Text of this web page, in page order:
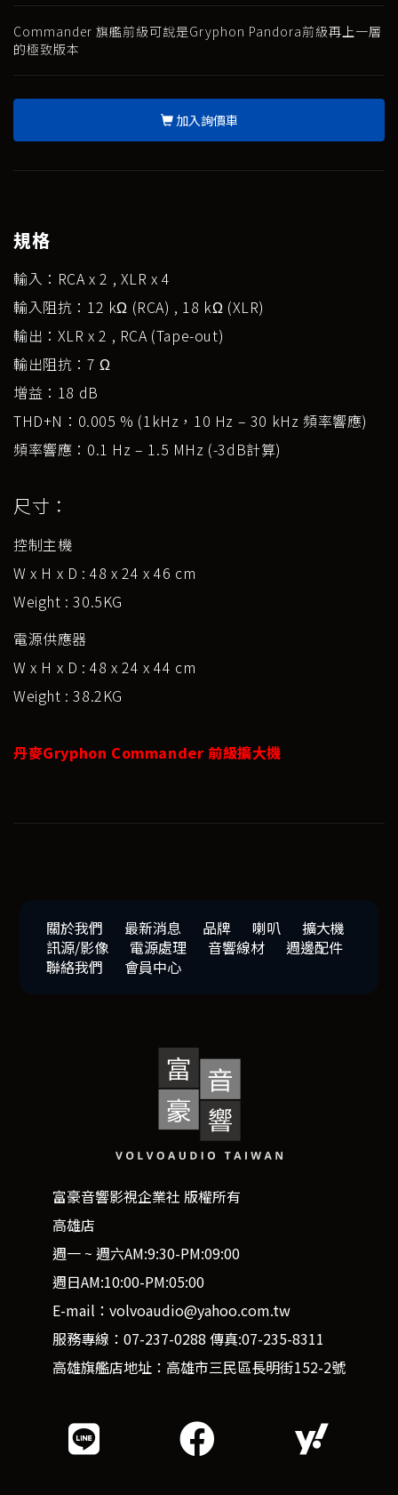
Commander 旗艦前級可說是Gryphon Pandora前級再上一層
的極致版本
加入詢價車
規格
輸入：RCA x 2 , XLR x 4
輸入阻抗：12 kΩ (RCA) , 18 kΩ (XLR)
輸出：XLR x 2 , RCA (Tape-out)
輸出阻抗：7 Ω
增益：18 dB
THD+N：0.005 % (1kHz，10 Hz – 30 kHz 頻率響應)
頻率響應：0.1 Hz – 1.5 MHz (-3dB計算)
尺寸：
控制主機
W x H x D : 48 x 24 x 46 cm
Weight : 30.5KG
電源供應器
W x H x D : 48 x 24 x 44 cm
Weight : 38.2KG
丹麥Gryphon Commander 前級擴大機
關於我們 最新消息 品牌 喇叭
擴大機
訊源/影像
電源處理 音響線材
週邊配件
聯絡我們
會員中心
富豪音響影視企業社 版權所有
高雄店
週一 ~ 週六AM:9:30-PM:09:00
週日AM:10:00-PM:05:00
E-mail：volvoaudio@yahoo.com.tw
服務專線：07-237-0288 傳真:07-235-8311
高雄旗艦店地址：高雄市三民區長明街152-2號